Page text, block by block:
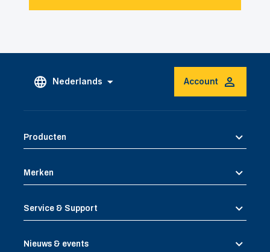
Nederlands Account
Producten
Merken
Service & Support
Nieuws & events